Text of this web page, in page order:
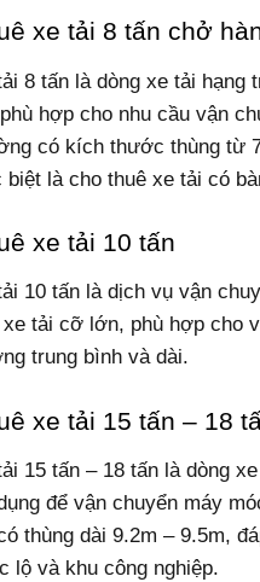
xe tải 8 tấn chở
8 tấn là dòng xe tải hạng
hợp cho nhu cầu vận
có kích thước thùng từ
biệt là cho thuê xe tải có
xe tải 10 tấn
10 tấn là dịch vụ vận
xe tải cỡ lớn, phù hợp cho
trung bình và dài.
xe tải 15 tấn – 18
15 tấn – 18 tấn là dòng
để vận chuyển máy
thùng dài 9.2m – 9.5m,
lộ và khu công nghiệp.